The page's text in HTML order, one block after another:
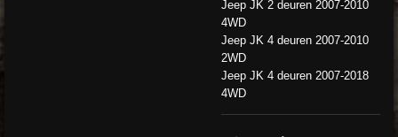
Jeep JK 2 deuren 2007-2010
4WD
Jeep JK 4 deuren 2007-2010
2WD
Jeep JK 4 deuren 2007-2018
4WD